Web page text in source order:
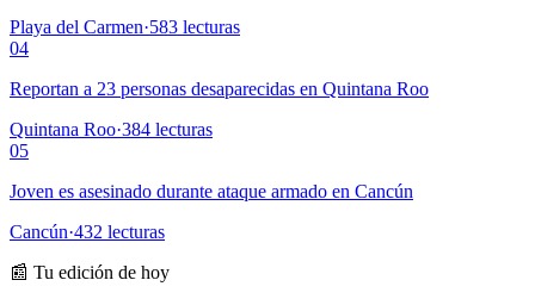
Playa del Carmen·583 lecturas
04
Reportan a 23 personas desaparecidas en Quintana Roo
Quintana Roo·384 lecturas
05
Joven es asesinado durante ataque armado en Cancún
Cancún·432 lecturas
📰 Tu edición de hoy